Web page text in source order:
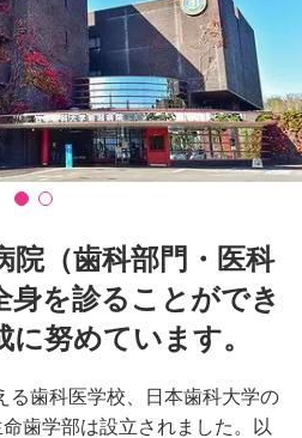
院（歯科部門・医科
身を診ることができ
努めています。
る歯科医学校、日本歯科大学の
歯学部は設立されました。以